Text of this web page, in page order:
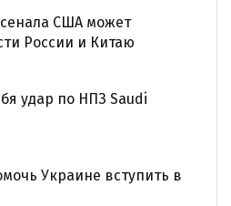
США может
России и Китаю
удар по НПЗ Saudi
Украине вступить в